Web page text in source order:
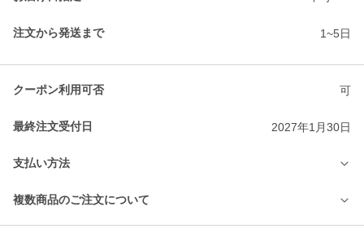
注文から発送まで 1~5日
クーポン利用可否 可
最終注文受付日 2027年1月30日
支払い方法
複数商品のご注文について